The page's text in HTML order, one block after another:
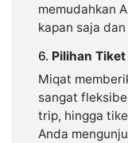
memudahkan
kapan saja
6. Pilihan
Miqat
sangat
trip, hingga
Anda